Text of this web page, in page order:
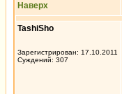
Наверх
TashiSho
Зарегистрирован: 17.10.2011
Суждений: 307